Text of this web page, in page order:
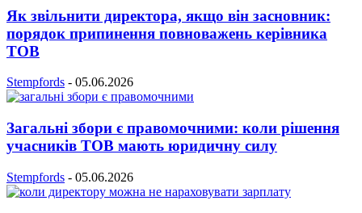
Як звільнити директора, якщо він засновник:
порядок припинення повноважень керівника
ТОВ
Stempfords - 05.06.2026
Загальні збори є правомочними: коли рішення
учасників ТОВ мають юридичну силу
Stempfords - 05.06.2026